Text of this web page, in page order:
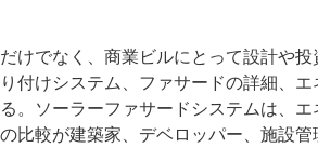
けでなく、商業ビルにとって設計や
けシステム、ファサードの詳細、
ソーラーファサードシステムは、
較が建築家、デベロッパー、施設